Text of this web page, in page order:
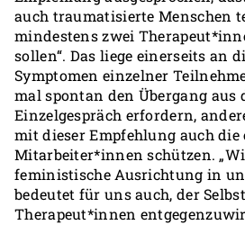
auch traumatisierte Menschen
mindestens zwei
sollen“. Das liege einerseits an
Symptomen einzelner
mal spontan den Übergang aus
Einzelgespräch erfordern,
mit dieser Empfehlung auch die
Mitarbeiter*innen schützen.
feministische Ausrichtung in
bedeutet für uns auch, der
Therapeut*innen